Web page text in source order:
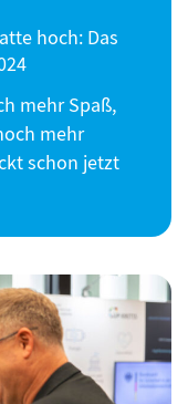
hoch: Das
mehr Spaß,
mehr
schon jetzt